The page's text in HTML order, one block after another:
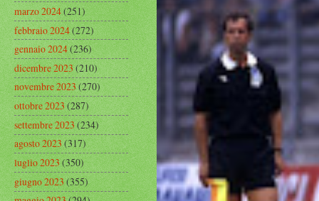
marzo 2024(251)
febbraio 2024(272)
gennaio 2024(236)
dicembre 2023(210)
novembre 2023(270)
ottobre 2023(287)
settembre 2023(234)
agosto 2023(317)
luglio 2023(350)
giugno 2023(355)